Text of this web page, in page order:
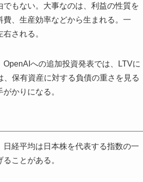
もない。大事なのは、利益の性質を
、生産効率などから生まれる。一
される。
への追加投資発表では、LTVに
保有資産に対する負債の重さを見る
かりになる。
経平均は日本株を代表する指数の一
ことがある。